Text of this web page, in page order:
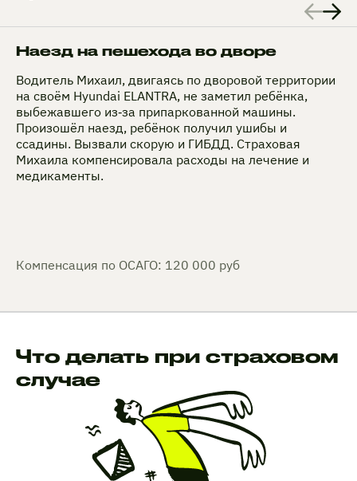
Наезд на пешехода во дворе
Водитель Михаил, двигаясь по дворовой территории
на своём Hyundai ELANTRA, не заметил ребёнка,
выбежавшего из‑за припаркованной машины.
Произошёл наезд, ребёнок получил ушибы и
ссадины. Вызвали скорую и ГИБДД. Страховая
Михаила компенсировала расходы на лечение и
медикаменты.
Компенсация по ОСАГО: 120 000 руб
Что делать при страховом
случае